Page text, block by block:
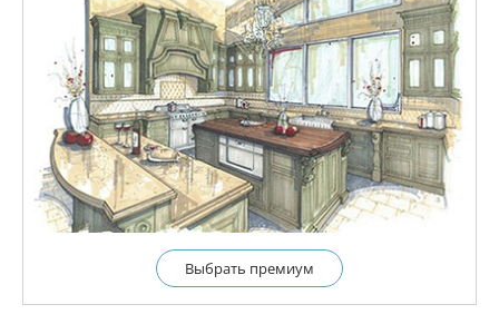
Выбрать премиум